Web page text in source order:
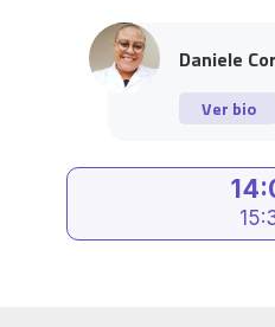
Daniele
Ver bio